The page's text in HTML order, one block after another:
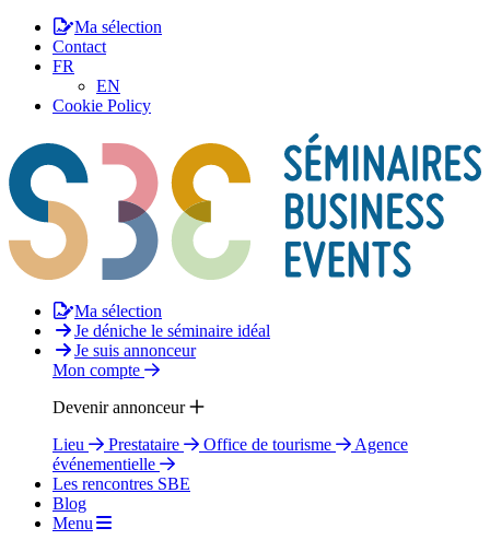
Ma sélection
Contact
FR
EN
Cookie Policy
Ma sélection
Je déniche le séminaire idéal
Je suis annonceur
Mon compte
Devenir annonceur
Lieu
Prestataire Office de tourisme
Agence
événementielle
Les rencontres SBE
Blog
Menu